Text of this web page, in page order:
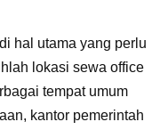
hal utama yang perlu
lokasi sewa office
tempat umum
kantor pemerintah